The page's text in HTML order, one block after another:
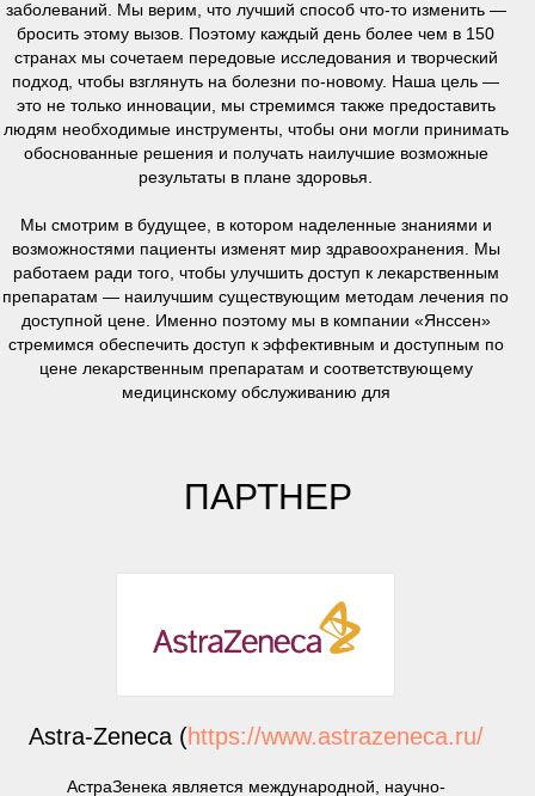
заболеваний. Мы верим, что лучший способ что-то изменить —
бросить этому вызов. Поэтому каждый день более чем в 150
странах мы сочетаем передовые исследования и творческий
подход, чтобы взглянуть на болезни по-новому. Наша цель —
это не только инновации, мы стремимся также предоставить
людям необходимые инструменты, чтобы они могли принимать
обоснованные решения и получать наилучшие возможные
результаты в плане здоровья.
Мы смотрим в будущее, в котором наделенные знаниями и
возможностями пациенты изменят мир здравоохранения. Мы
работаем ради того, чтобы улучшить доступ к лекарственным
препаратам — наилучшим существующим методам лечения по
доступной цене. Именно поэтому мы в компании «Янссен»
стремимся обеспечить доступ к эффективным и доступным по
цене лекарственным препаратам и соответствующему
медицинскому обслуживанию для
ПАРТНЕР
Astra-Zeneca (https://www.astrazeneca.ru/
АстраЗенека является международной, научно-